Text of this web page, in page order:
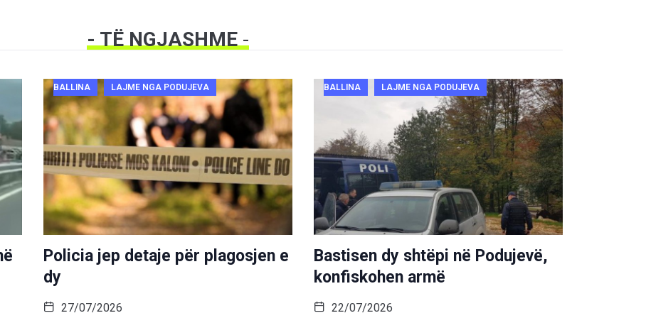
- TË NGJASHME-
BALLINA LAJME NGA PODUJEVA
Policia jep detaje për plagosjen e
dy
27/07/2026
BALLINA LAJME NGA PODUJEVA
Bastisen dy shtëpi në Podujevë,
konfiskohen armë
22/07/2026